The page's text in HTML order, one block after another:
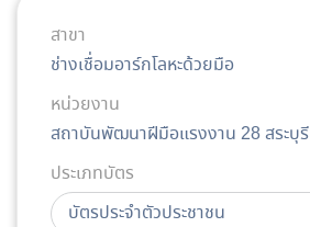
สาขา
ช่างเชื่อมอาร์กโลหะด้วยมือ
หน่วยงาน
สถาบันพัฒนาฝีมือแรงงาน 28 สระบุรี
ประเภทบัตร